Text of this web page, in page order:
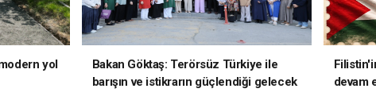
yol
Bakan Göktaş: Terörsüz Türkiye ile
barışın ve istikrarın güçlendiği gelecek
devam